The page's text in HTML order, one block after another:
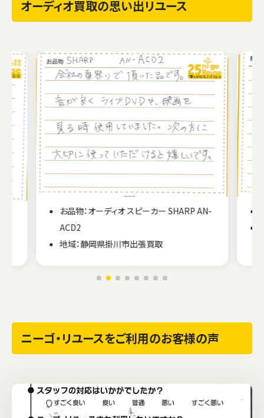
オーディオ買取の思い出リユース
お品物：オーディオ スピーカー SHARP AN-
ACD2
地域：静岡県掛川市出張買取
ニーゴ・リユースをご利用のお客様の声